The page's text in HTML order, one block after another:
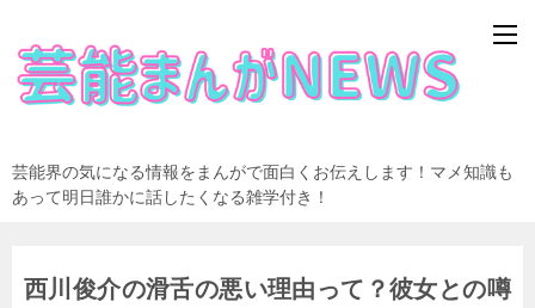
芸能界の気になる情報をまんがで面白くお伝えします！マメ知識も
あって明日誰かに話したくなる雑学付き！
西川俊介の滑舌の悪い理由って？彼女との噂